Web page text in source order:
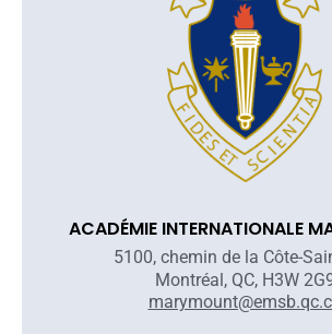
ACADÉMIE INTERNATIONALE
5100, chemin de la Côte-
Montréal, QC, H3W